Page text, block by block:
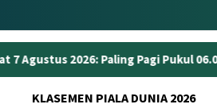
Pukul 06.00 WIB
KLASEMEN PIALA DUNIA 2026